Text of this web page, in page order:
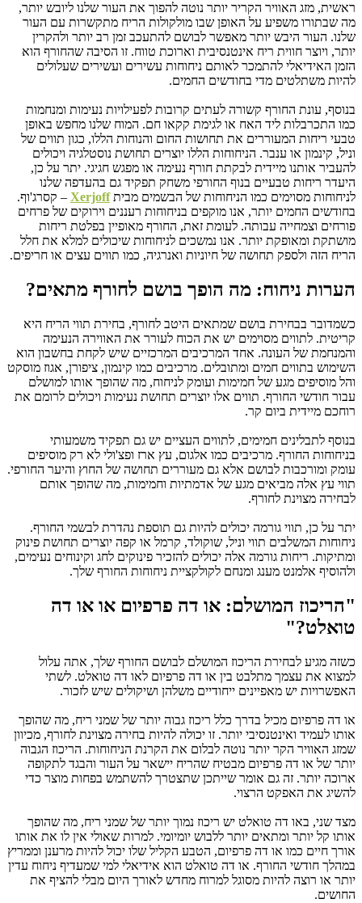
ראשית, מזג האוויר הקריר יותר נוטה להפוך את העור שלנו ליובש יותר,
מה שבתורו משפיע על האופן שבו מולקולות הריח מתקשרות עם העור
שלנו. העור היבש יותר מאפשר לבושם להתעכב זמן רב יותר ולהקרין
יותר, ויוצר חווית ריח אינטנסיבית וארוכת טווח. זו הסיבה שהחורף הוא
הזמן האידיאלי להתמכר לאותם ניחוחות עשירים ועשירים שעלולים
להיות משתלטים מדי בחודשים החמים.
בנוסף, עונת החורף קשורה לעתים קרובות לפעילויות נעימות ומנחמות
כמו התכרבלות ליד האח או לגימת קקאו חם. המוח שלנו מחפש באופן
טבעי ריחות המעוררים את תחושות החום והנוחות הללו, כגון תווים של
וניל, קינמון או ענבר. הניחוחות הללו יוצרים תחושת נוסטלגיה ויכולים
להעביר אותנו מיידית לבקתת חורף נעימה או מפגש חגיגי. יתר על כן,
היעדר ריחות טבעיים בנוף החורפי משחק תפקיד גם בהעדפה שלנו
לניחוחות מסוימים כמו הניחוחות של הבשמים מביתXerjoff – קסרג'וף.
בחודשים החמים יותר, אנו מוקפים בניחוחות רעננים וירוקים של פרחים
פורחים וצמחייה עבותה. לעומת זאת, החורף מאופיין בפלטת ריחות
מושתקת ומאופקת יותר. אנו נמשכים לניחוחות שיכולים למלא את חלל
הריח הזה ולספק תחושה של חיוניות ואנרגיה, כמו תווים עצים או חריפים.
הערות ניחוח: מה הופך בושם לחורף מתאים?
כשמדובר בבחירת בושם שמתאים היטב לחורף, בחירת תווי הריח היא
קריטית. לתווים מסוימים יש את הכוח לעורר את האווירה הנעימה
והמנחמת של העונה. אחד המרכיבים המרכזיים שיש לקחת בחשבון הוא
השימוש בתווים חמים ומתובלים. מרכיבים כמו קינמון, ציפורן, אגוז מוסקט
והל מוסיפים מגע של חמימות ועומק לניחוח, מה שהופך אותו למושלם
עבור חודשי החורף. תווים אלו יוצרים תחושת נעימות ויכולים לרומם את
רוחכם מיידית ביום קר.
בנוסף לתבלינים חמימים, לתווים העציים יש גם תפקיד משמעותי
בניחוחות החורף. מרכיבים כמו אלגום, עץ ארז ופצ'ולי לא רק מוסיפים
עומק ומורכבות לבושם אלא גם מעוררים תחושה של החוץ והיער החורפי.
תווי עץ אלה מביאים מגע של אדמתיות וחמימות, מה שהופך אותם
לבחירה מצוינת לחורף.
יתר על כן, תווי גורמה יכולים להיות גם תוספת נהדרת לבשמי החורף.
ניחוחות המשלבים תווי וניל, שוקולד, קרמל או קפה יוצרים תחושת פינוק
ומתיקות. ריחות גורמה אלה יכולים להזכיר פינוקים לחג וקינוחים נעימים,
ולהוסיף אלמנט מענג ומנחם לקולקציית ניחוחות החורף שלך.
"הריכוז המושלם: או דה פרפיום או או דה
טואלט?"
כשזה מגיע לבחירת הריכוז המושלם לבושם החורף שלך, אתה עלול
למצוא את עצמך מתלבט בין או דה פרפיום לאו דה טואלט. לשתי
האפשרויות יש מאפיינים ייחודיים משלהן ושיקולים שיש לזכור.
או דה פרפיום מכיל בדרך כלל ריכוז גבוה יותר של שמני ריח, מה שהופך
אותו לעמיד ואינטנסיבי יותר. זו יכולה להיות בחירה מצוינת לחורף, מכיוון
שמזג האוויר הקר יותר נוטה לבלום את הקרנת הניחוחות. הריכוז הגבוה
יותר של או דה פרפיום מבטיח שהריח יישאר על העור והבגד לתקופה
ארוכה יותר. זה גם אומר שייתכן שתצטרך להשתמש בפחות מוצר כדי
להשיג את האפקט הרצוי.
מצד שני, באו דה טואלט יש ריכוז נמוך יותר של שמני ריח, מה שהופך
אותו קל יותר ומתאים יותר ללבוש יומיומי. למרות שאולי אין לו את אותו
אורך חיים כמו או דה פרפיום, הטבע הקליל שלו יכול להיות מרענן וממריץ
במהלך חודשי החורף. או דה טואלט הוא אידיאלי למי שמעדיף ניחוח עדין
יותר או רוצה להיות מסוגל למרוח מחדש לאורך היום מבלי להציף את
החושים.